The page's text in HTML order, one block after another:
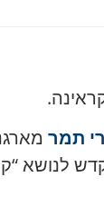
תמר
לנושא